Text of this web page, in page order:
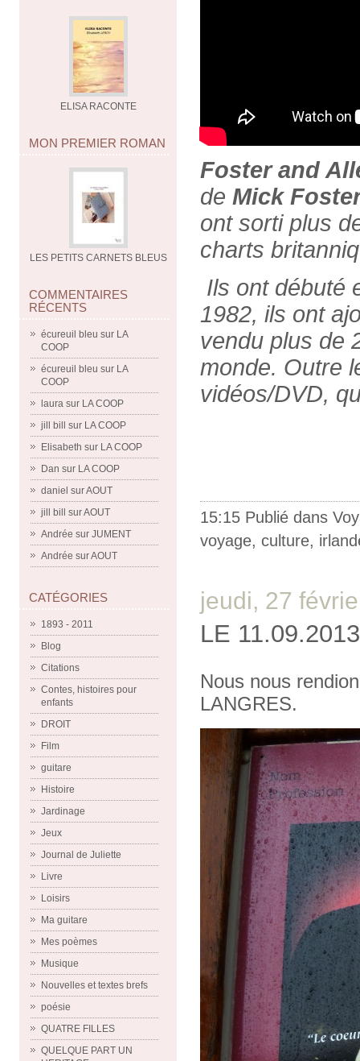
ELISA RACONTE
MON PREMIER ROMAN
LES PETITS CARNETS BLEUS
COMMENTAIRES
RÉCENTS
écureuil bleu sur LA
COOP
écureuil bleu sur LA
COOP
laura sur LA COOP
jill bill
sur LA COOP
Elisabeth sur LA COOP
Dan sur LA COOP
daniel surAOUT
jill bill
surAOUT
Andrée sur JUMENT
Andrée surAOUT
CATÉGORIES
1893 - 2011
Blog
Citations
Contes, histoires pour
enfants
DROIT
Film
guitare
Histoire
Jardinage
Jeux
Journal de Juliette
Livre
Loisirs
Ma guitare
Mes poèmes
Musique
Nouvelles et textes brefs
poésie
QUATRE FILLES
QUELQUE PART UN
Foster and
de Mick
ont sorti plus
charts
Ils ont débuté
1982, ils ont
vendu plus de
monde. Outre
vidéos/DVD,
15:15 Publié dans
voyage, culture,
jeudi, 27
LE
Nous nous
LANGRES.